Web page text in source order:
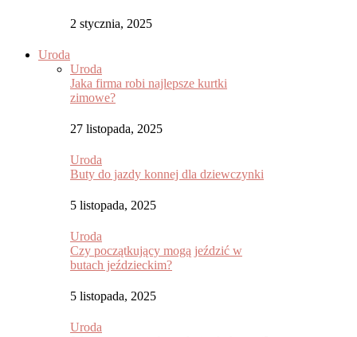
2 stycznia, 2025
Uroda
Uroda
Jaka firma robi najlepsze kurtki
zimowe?
27 listopada, 2025
Uroda
Buty do jazdy konnej dla dziewczynki
5 listopada, 2025
Uroda
Czy początkujący mogą jeździć w
butach jeździeckim?
5 listopada, 2025
Uroda